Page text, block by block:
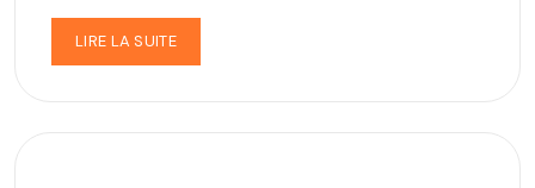
LIRE LA SUITE